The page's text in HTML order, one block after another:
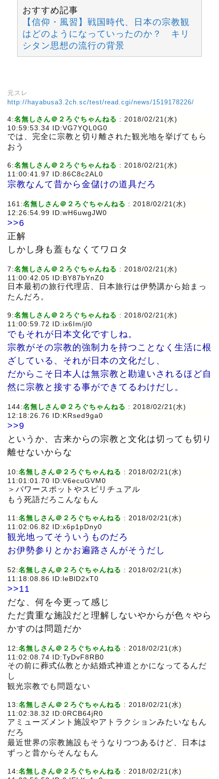
おすすめ記事
【信仰・風習】戦国時代、日本の宗教観
はどのようになっていったのか？ キリ
シタン思想の流行の背景
元スレ
http://hayabusa3.2ch.sc/test/read.cgi/news/1519178226/
4:名無しさん＠２ろぐちゃんねる : 2018/02/21(水)
10:59:53.34 ID:VG7YQL0G0
では、完全に宗教と切り離された観光地を挙げてもら
おう
6:名無しさん＠２ろぐちゃんねる : 2018/02/21(水)
11:00:41.97 ID:86C8c2AL0
宗教なんて昔から金儲けの道具だろ
161:名無しさん＠２ろぐちゃんねる : 2018/02/21(水)
12:26:54.99 ID:wH6uwgJW0
>>6
正解
しかし身も蓋もなくてワロタ
7:名無しさん＠２ろぐちゃんねる : 2018/02/21(水)
11:00:42.05 ID:BY87bYnZ0
日本最初の旅行代理店、日本旅行は伊勢講から始まっ
たんだろ。
9:名無しさん＠２ろぐちゃんねる : 2018/02/21(水)
11:00:59.72 ID:ix6Im/jl0
でもそれが日本文化ですしね。
宗教がその宗教的強制力を持つことなく生活に根
ざしている、それが日本の文化だし、
だからこそ日本人は無宗教と勘違いされるほど自
然に宗教と接する事ができてるわけだし。
144:名無しさん＠２ろぐちゃんねる : 2018/02/21(水)
12:18:26.76 ID:KRsed9ga0
>>9
というか、古来からの宗教と文化は切っても切り
離せないからな
10:名無しさん＠２ろぐちゃんねる : 2018/02/21(水)
11:01:01.70 ID:V6ecuGVM0
＞パワースポットやスピリチュアル
もう死語だろこんなもん
11:名無しさん＠２ろぐちゃんねる : 2018/02/21(水)
11:02:06.82 ID:x6p1pDny0
観光地ってそういうものだろ
お伊勢参りとかお遍路さんがそうだし
52:名無しさん＠２ろぐちゃんねる : 2018/02/21(水)
11:18:08.86 ID:leBlD2xT0
>>11
だな、何を今更って感じ
ただ貴重な施設だと理解しないやからが色々やら
かすのは問題だか
12:名無しさん＠２ろぐちゃんねる : 2018/02/21(水)
11:02:08.74 ID:TyDvF8RB0
その前に葬式仏教とか結婚式神道とかになってるんだ
し
観光宗教でも問題ない
13:名無しさん＠２ろぐちゃんねる : 2018/02/21(水)
11:02:38.32 ID:0RCB64jR0
アミューズメント施設やアトラクションみたいなもん
だろ
最近世界の宗教施設もそうなりつつあるけど、日本は
ずっと昔からそんなもん
14:名無しさん＠２ろぐちゃんねる : 2018/02/21(水)